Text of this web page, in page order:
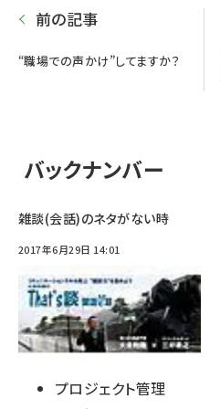
前の記事
“職場での声かけ”してますか？
バックナンバー
雑談(会話)のネタがない時
2017年6月29日 14:01
プロジェクト管理